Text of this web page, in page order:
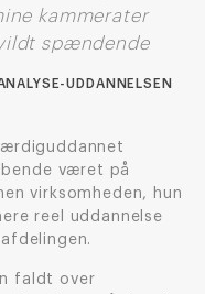
kammerater
spændende
UDDANNELSEN
været på
virksomheden, hun
reel uddannelse
faldt over